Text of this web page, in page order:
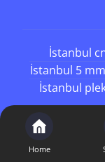
İstanbul
İstanbul 5
İstanbul
İstanbul
İstanbul
Home